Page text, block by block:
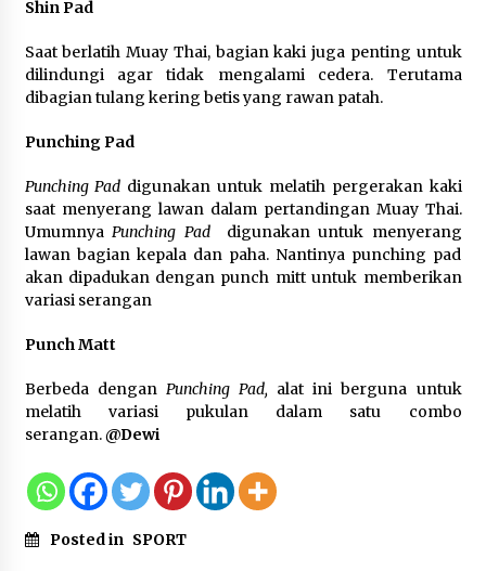
Shin Pad
Saat berlatih Muay Thai, bagian kaki juga penting untuk
dilindungi agar tidak mengalami cedera. Terutama
dibagian tulang kering betis yang rawan patah.
Punching Pad
Punching Pad digunakan untuk melatih pergerakan kaki
saat menyerang lawan dalam pertandingan Muay Thai.
Umumnya Punching Pad
digunakan untuk menyerang
lawan bagian kepala dan paha. Nantinya punching pad
akan dipadukan dengan punch mitt untuk memberikan
variasi serangan
Punch Matt
Berbeda denganPunching Pad, alat ini berguna untuk
melatih variasi pukulan dalam satu combo
serangan.@Dewi
Posted in SPORT